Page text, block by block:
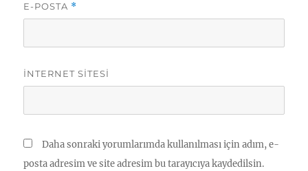
E-POSTA *
İNTERNET SITESI
Daha sonraki yorumlarımda kullanılması için adım, e-
posta adresim ve site adresim bu tarayıcıya kaydedilsin.